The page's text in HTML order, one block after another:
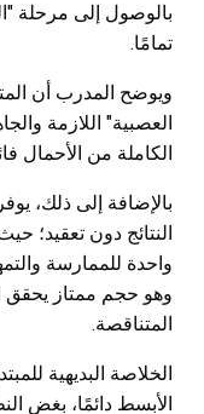
بالوصول إلى مرحلة
تمامًا.
ويوضح المدرب أن
العصبية" اللازمة
الكاملة من الأحمال
بالإضافة إلى ذلك،
النتائج دون تعقيد؛
واحدة للممارسة
وهو حجم ممتاز يحقق
المتناقصة.
الخلاصة البديهية
الأبسط دائمًا، بغض